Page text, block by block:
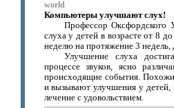
world
Компьютеры улучшают слух!
Профессор Оксфордского
слуха у детей в возрасте от 8
неделю на протяжение 3 недель,
Улучшение слуха
процессе звуков, ясно
происходящие события.
и вызывают улучшения у
лечение с удовольствием.